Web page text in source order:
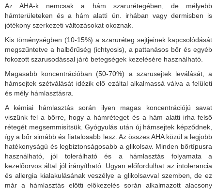
Az AHA-k nemcsak a hám szarurétegében, de mélyebb
hámterületeken és a hám alatti ún. irhában vagy dermisben is
jótékony szerkezeti változásokat okoznak.
Kis töménységben (10-15%) a szaruréteg sejtjeinek kapcsolódását
megszűntetve a halbőrűség (ichtyosis), a pattanásos bőr és egyéb
fokozott szarusodással járó betegségek kezelésére használható.
Magasabb koncentrációban (50-70%) a szarusejtek leválását, a
hámsejtek szétválását idézik elő ezáltal alkalmassá válva a felületi
és mély hámlasztásra.
A kémiai hámlasztás során ilyen magas koncentrációjú savat
viszünk fel a bőrre, hogy a hámréteget és a hám alatti irha felső
rétegét megsemmisítsük. Gyógyulás után új hámsejtek képződnek,
így a bőr simább és fiatalosabb lesz. Az összes AHA közül a legjobb
hatékonyságú és legbiztonságosabb a glikolsav. Minden bőrtípusra
használható, jól tolerálható és a hámlasztás folyamata a
kezelőorvos által jól irányítható. Ugyan előfordulhat az intolerancia
és allergia kialakulásának veszélye a glikolsavval szemben, de ez
már a hámlasztás előtti előkezelés során alkalmazott alacsony